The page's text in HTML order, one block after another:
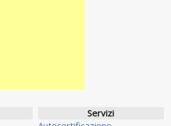
Servizi